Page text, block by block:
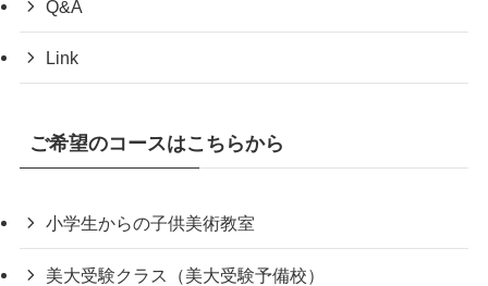
Q&A
Link
ご希望のコースはこちらから
小学生からの子供美術教室
美大受験クラス（美大受験予備校）